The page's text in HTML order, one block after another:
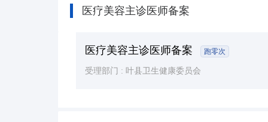
医疗美容主诊医师备案
医疗美容主诊医师备案 跑零次
受理部门 : 叶县卫生健康委员会